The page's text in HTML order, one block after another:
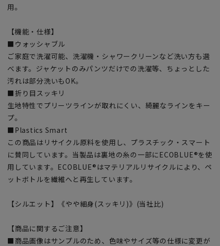
用。
【機能・仕様】
■ウォッシャブル
ご家庭で洗濯可能、洗濯機・シャワークリーンなど洗い方も選
べます。ジャケットのみパンツだけでの洗濯等、ちょっとした
汚れは部分洗いもOK。
■折り目スッキリ
生地特性でプリーツラインが取れにくい、綺麗なラインをキー
プ。
■Plastics Smart
この商品はリサイクル原料を使用し、プラスチック・スマート
に賛同しています。当製品は裏地の糸の一部にECOBLUE®を使
用しています。ECOBLUE®はマテリアルリサイクルにより、ペ
ットボトルを繊維へと再生しています。
【シルエット】《やや細身(スッキリ)》(当社比)
【商品に関するご注意】
■商品画像はサンプルのため、色味やサイズ等の仕様に変更が